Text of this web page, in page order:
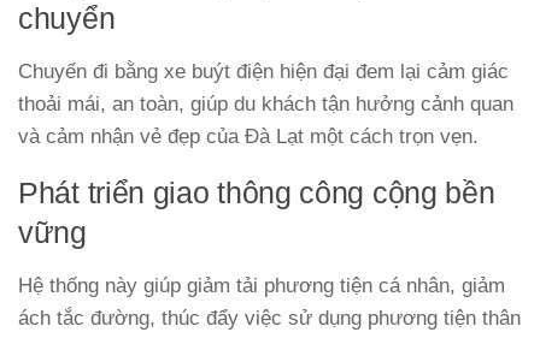
chuyển
Chuyến đi bằng xe buýt điện hiện đại đem lại cảm giác
thoải mái, an toàn, giúp du khách tận hưởng cảnh quan
và cảm nhận vẻ đẹp của Đà Lạt một cách trọn vẹn.
Phát triển giao thông công cộng bền
vững
Hệ thống này giúp giảm tải phương tiện cá nhân, giảm
ách tắc đường, thúc đẩy việc sử dụng phương tiện thân